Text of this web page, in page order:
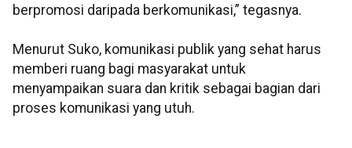
berpromosi daripada berkomunikasi,” tegasnya.
Menurut Suko, komunikasi publik yang sehat harus
memberi ruang bagi masyarakat untuk
menyampaikan suara dan kritik sebagai bagian dari
proses komunikasi yang utuh.